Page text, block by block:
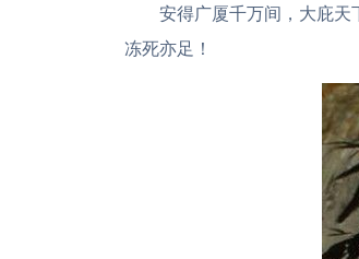
安得广厦千万间，大庇
冻死亦足！